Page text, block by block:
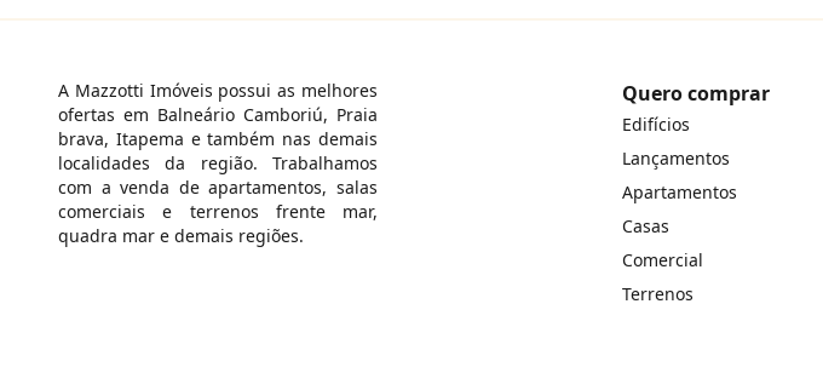
A Mazzotti Imóveis possui as melhores
ofertas em Balneário Camboriú, Praia
brava, Itapema e também nas demais
localidades da região. Trabalhamos
com a venda de apartamentos, salas
comerciais e terrenos frente mar,
quadra mar e demais regiões.
Quero comprar
Edifícios
Lançamentos
Apartamentos
Casas
Comercial
Terrenos